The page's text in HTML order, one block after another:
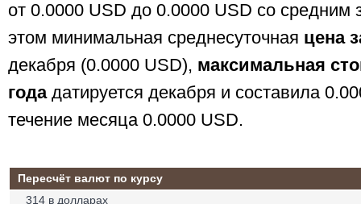
от 0.0000 USD до 0.0000 USD со
этом минимальная среднесуточная цена
декабря (0.0000 USD), максимальная
годадатируется декабря и составила
течение месяца 0.0000 USD.
Пересчёт валют по курсу
314 в долларах